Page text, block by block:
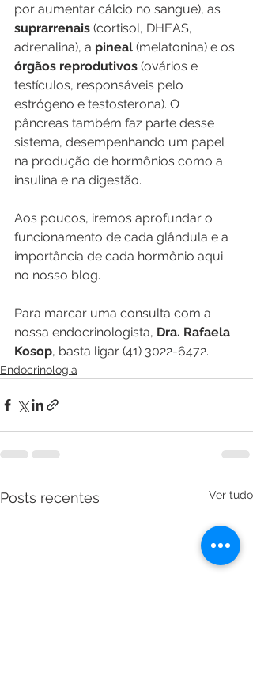
por aumentar cálcio no sangue), as
suprarrenais (cortisol, DHEAS,
adrenalina), a pineal (melatonina) e os
órgãos reprodutivos (ovários e
testículos, responsáveis pelo
estrógeno e testosterona). O
pâncreas também faz parte desse
sistema, desempenhando um papel
na produção de hormônios como a
insulina e na digestão.
Aos poucos, iremos aprofundar o
funcionamento de cada glândula e a
importância de cada hormônio aqui
no nosso blog.
Para marcar uma consulta com a
nossa endocrinologista, Dra. Rafaela
Kosop, basta ligar (41) 3022-6472.
Endocrinologia
Posts recentes Ver tudo